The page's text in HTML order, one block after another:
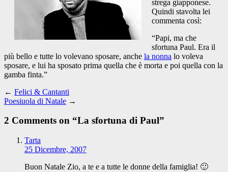
strega giapponese.
Quindi stavolta lei
commenta così:
“Papi, ma che
sfortuna Paul. Era il
più bello e tutte lo volevano sposare, anche la nonna lo voleva
sposare, e lui ha sposato prima quella che è morta e poi quella con la
gamba finta.”
← Felici & Cantanti
Poesiuola di Natale →
2 Comments on “La sfortuna di Paul”
Tarta
25 Dicembre, 2007
Buon Natale Zio, a te e a tutte le donne della famiglia! 🙂